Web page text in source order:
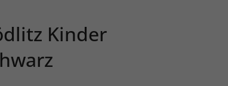
Kinder